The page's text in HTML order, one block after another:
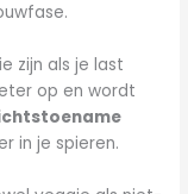
zijn als je last
op en wordt
in je spieren.